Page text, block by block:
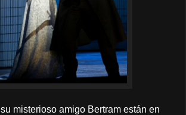
misterioso amigo Bertram están en